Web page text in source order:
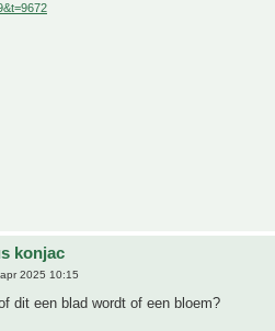
konjac
2025 10:15
dit een blad wordt of een bloem?